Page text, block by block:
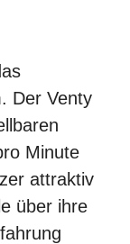
Der Venty
Minute
attraktiv
über ihre